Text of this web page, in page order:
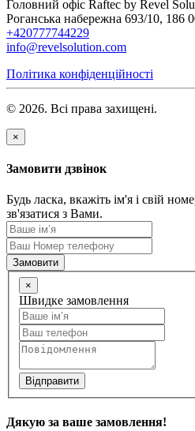
Головний офіс Raftec by Revel
Роганська набережна 693/10, 186
+420777744229
info@revelsolution.com
Політика конфіденційності
© 2026. Всі права захищені.
×
Замовити дзвінок
Будь ласка, вкажіть ім'я і свій
зв'язатися з Вами.
Замовити
×
Швидке замовлення
Відправити
Дякую за ваше замовлення!